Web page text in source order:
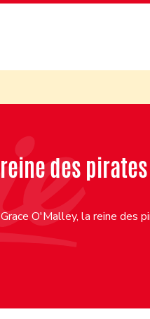
des pirates
O'Malley, la reine des